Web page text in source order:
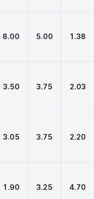
8.00 5.00 1.38
3.50 3.75 2.03
3.05 3.75 2.20
1.90 3.25 4.70